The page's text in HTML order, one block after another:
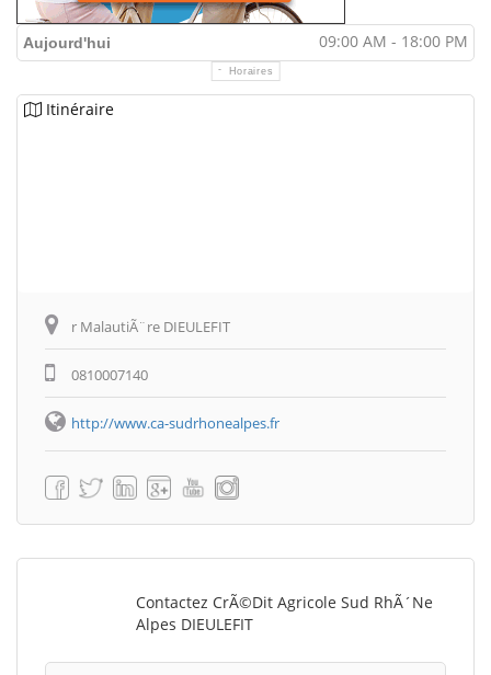
Aujourd'hui 09:00 AM - 18:00 PM
Horaires
Itinéraire
r MalautiÃ¨re DIEULEFIT
0810007140
http://www.ca-sudrhonealpes.fr
Contactez CrÃ©dit Agricole Sud RhÃ´ne
Alpes DIEULEFIT